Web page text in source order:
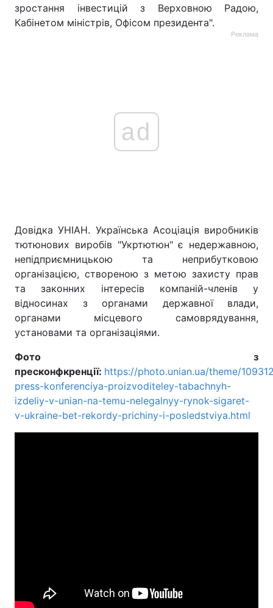
зростання інвестицій з Верховною Радою,
Кабінетом міністрів, Офісом президента".
Реклама
ad
Довідка УНІАН. Українська Асоціація виробників
тютюнових виробів "Укртютюн" є недержавною,
непідприємницькою та неприбутковою
організацією, створеною з метою захисту прав
та законних інтересів компаній-членів у
відносинах з органами державної влади,
органами місцевого самоврядування,
установами та організаціями.
Фото з
пресконфкренції: https://photo.unian.ua/theme/
press-konferenciya-proizvoditeley-tabachnyh-
izdeliy-v-unian-na-temu-nelegalnyy-rynok-sigaret-
v-ukraine-bet-rekordy-prichiny-i-posledstviya.html